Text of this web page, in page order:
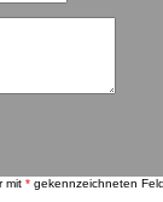
mit * gekennzeichneten